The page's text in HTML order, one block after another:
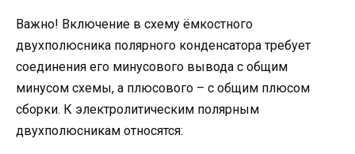
Важно! Включение в схему ёмкостного
двухполюсника полярного конденсатора требует
соединения его минусового вывода с общим
минусом схемы, а плюсового – с общим плюсом
сборки. К электролитическим полярным
двухполюсникам относятся: